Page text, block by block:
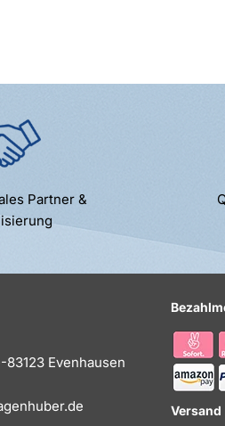
Partner &
Evenhausen
Versand